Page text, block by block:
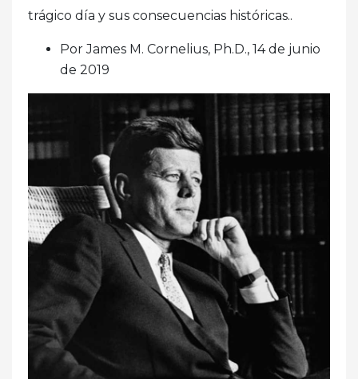
trágico día y sus consecuencias históricas..
Por James M. Cornelius, Ph.D., 14 de junio
de 2019